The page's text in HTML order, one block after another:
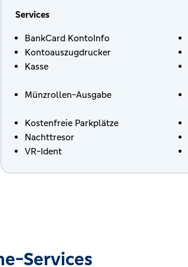
Services
BankCard KontoInfo
Kontoauszugdrucker
Kasse
Münzrollen-Ausgabe
Kostenfreie Parkplätze
Nachttresor
VR-Ident
Services